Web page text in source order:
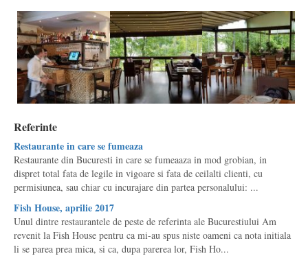
Referinte
Restaurante in care se fumeaza
Restaurante din Bucuresti in care se fumeaaza in mod grobian, in
dispret total fata de legile in vigoare si fata de ceilalti clienti, cu
permisiunea, sau chiar cu incurajare din partea personalului: ...
Fish House, aprilie 2017
Unul dintre restaurantele de peste de referinta ale Bucurestiului Am
revenit la Fish House pentru ca mi-au spus niste oameni ca nota initiala
li se parea prea mica, si ca, dupa parerea lor, Fish Ho...